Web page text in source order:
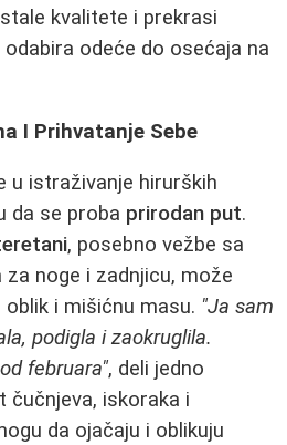
kvalitete i prekrasi
odeće do osećaja na
I Prihvatanje Sebe
u istraživanje hirurških
da se proba prirodan put.
, posebno vežbe sa
noge i zadnjicu, može
i mišićnu masu. "Ja sam
podigla i zaokruglila.
februara", deli jedno
čučnjeva, iskoraka i
da ojačaju i oblikuju